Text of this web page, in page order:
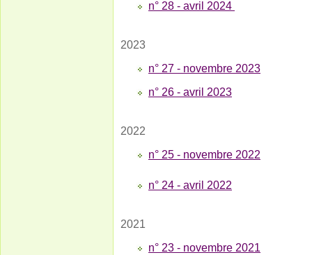
n° 28 - avril 2024
2023
n° 27 - novembre 2023
n° 26 - avril 2023
2022
n° 25 - novembre 2022
n° 24 - avril 2022
2021
n° 23 - novembre 2021